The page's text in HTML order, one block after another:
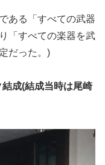
ある「すべての武器
「すべての楽器を武
だった。)
成(結成当時は尾崎